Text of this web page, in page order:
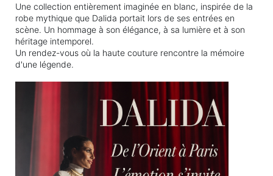
Une collection entièrement imaginée en blanc, inspirée de la
robe mythique que Dalida portait lors de ses entrées en
scène. Un hommage à son élégance, à sa lumière et à son
héritage intemporel.
Un rendez-vous où la haute couture rencontre la mémoire
d'une légende.